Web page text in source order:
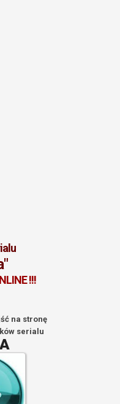
!!!
na stronę
serialu